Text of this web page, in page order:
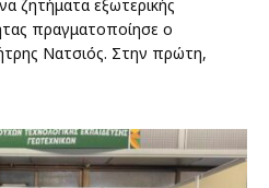
ζητήματα εξωτερικής
πραγματοποίησε ο
Νατσιός. Στην πρώτη,